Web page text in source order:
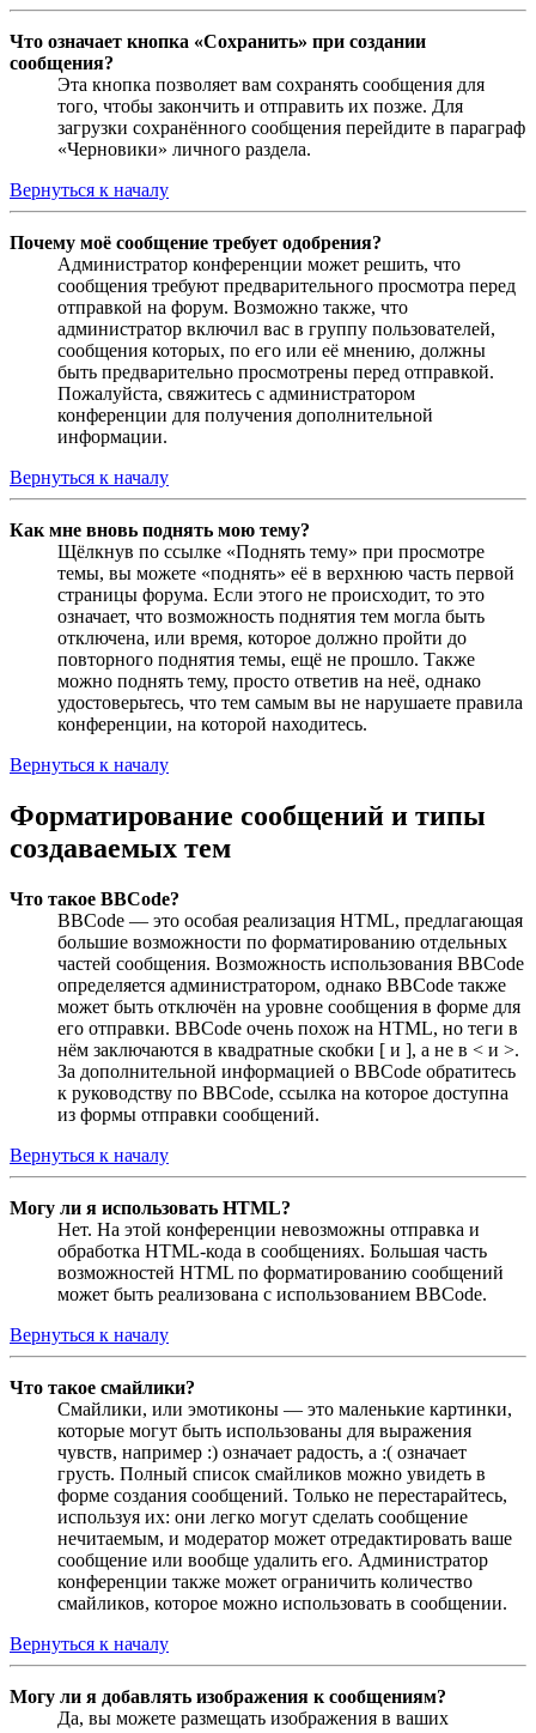
Что означает кнопка «Сохранить» при создании
сообщения?
Эта кнопка позволяет вам сохранять сообщения для
того, чтобы закончить и отправить их позже. Для
загрузки сохранённого сообщения перейдите в параграф
«Черновики» личного раздела.
Вернуться к началу
Почему моё сообщение требует одобрения?
Администратор конференции может решить, что
сообщения требуют предварительного просмотра перед
отправкой на форум. Возможно также, что
администратор включил вас в группу пользователей,
сообщения которых, по его или её мнению, должны
быть предварительно просмотрены перед отправкой.
Пожалуйста, свяжитесь с администратором
конференции для получения дополнительной
информации.
Вернуться к началу
Как мне вновь поднять мою тему?
Щёлкнув по ссылке «Поднять тему» при просмотре
темы, вы можете «поднять» её в верхнюю часть первой
страницы форума. Если этого не происходит, то это
означает, что возможность поднятия тем могла быть
отключена, или время, которое должно пройти до
повторного поднятия темы, ещё не прошло. Также
можно поднять тему, просто ответив на неё, однако
удостоверьтесь, что тем самым вы не нарушаете правила
конференции, на которой находитесь.
Вернуться к началу
Форматирование сообщений и типы
создаваемых тем
Что такое BBCode?
BBCode — это особая реализация HTML, предлагающая
большие возможности по форматированию отдельных
частей сообщения. Возможность использования BBCode
определяется администратором, однако BBCode также
может быть отключён на уровне сообщения в форме для
его отправки. BBCode очень похож на HTML, но теги в
нём заключаются в квадратные скобки [ и ], а не в < и >.
За дополнительной информацией о BBCode обратитесь
к руководству по BBCode, ссылка на которое доступна
из формы отправки сообщений.
Вернуться к началу
Могу ли я использовать HTML?
Нет. На этой конференции невозможны отправка и
обработка HTML-кода в сообщениях. Большая часть
возможностей HTML по форматированию сообщений
может быть реализована с использованием BBCode.
Вернуться к началу
Что такое смайлики?
Смайлики, или эмотиконы — это маленькие картинки,
которые могут быть использованы для выражения
чувств, например :) означает радость, а :( означает
грусть. Полный список смайликов можно увидеть в
форме создания сообщений. Только не перестарайтесь,
используя их: они легко могут сделать сообщение
нечитаемым, и модератор может отредактировать ваше
сообщение или вообще удалить его. Администратор
конференции также может ограничить количество
смайликов, которое можно использовать в сообщении.
Вернуться к началу
Могу ли я добавлять изображения к сообщениям?
Да, вы можете размещать изображения в ваших